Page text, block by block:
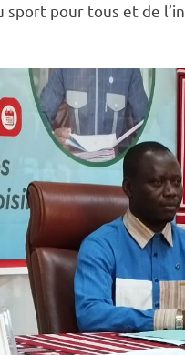
sport pour tous et de